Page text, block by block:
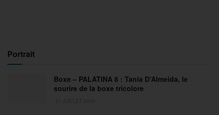
Portrait
Boxe – PALATINA 8 : Tania D’Almeida, le
sourire de la boxe tricolore